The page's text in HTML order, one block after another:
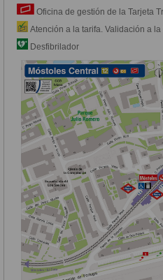
Oficina de gestión de la Tarjeta
Atención a la tarifa. Validación a la
Desfibrilador